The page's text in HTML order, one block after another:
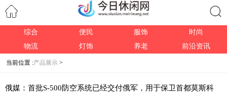
综合 便民 服饰
时尚
物流
灯饰 养老 前沿资讯
当前位置 :产品展示 >
俄媒：首批S-500防空系统已经交付俄军，用于保卫首都莫斯科